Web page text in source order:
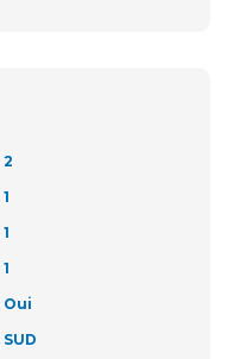
2
1
1
1
Oui
SUD